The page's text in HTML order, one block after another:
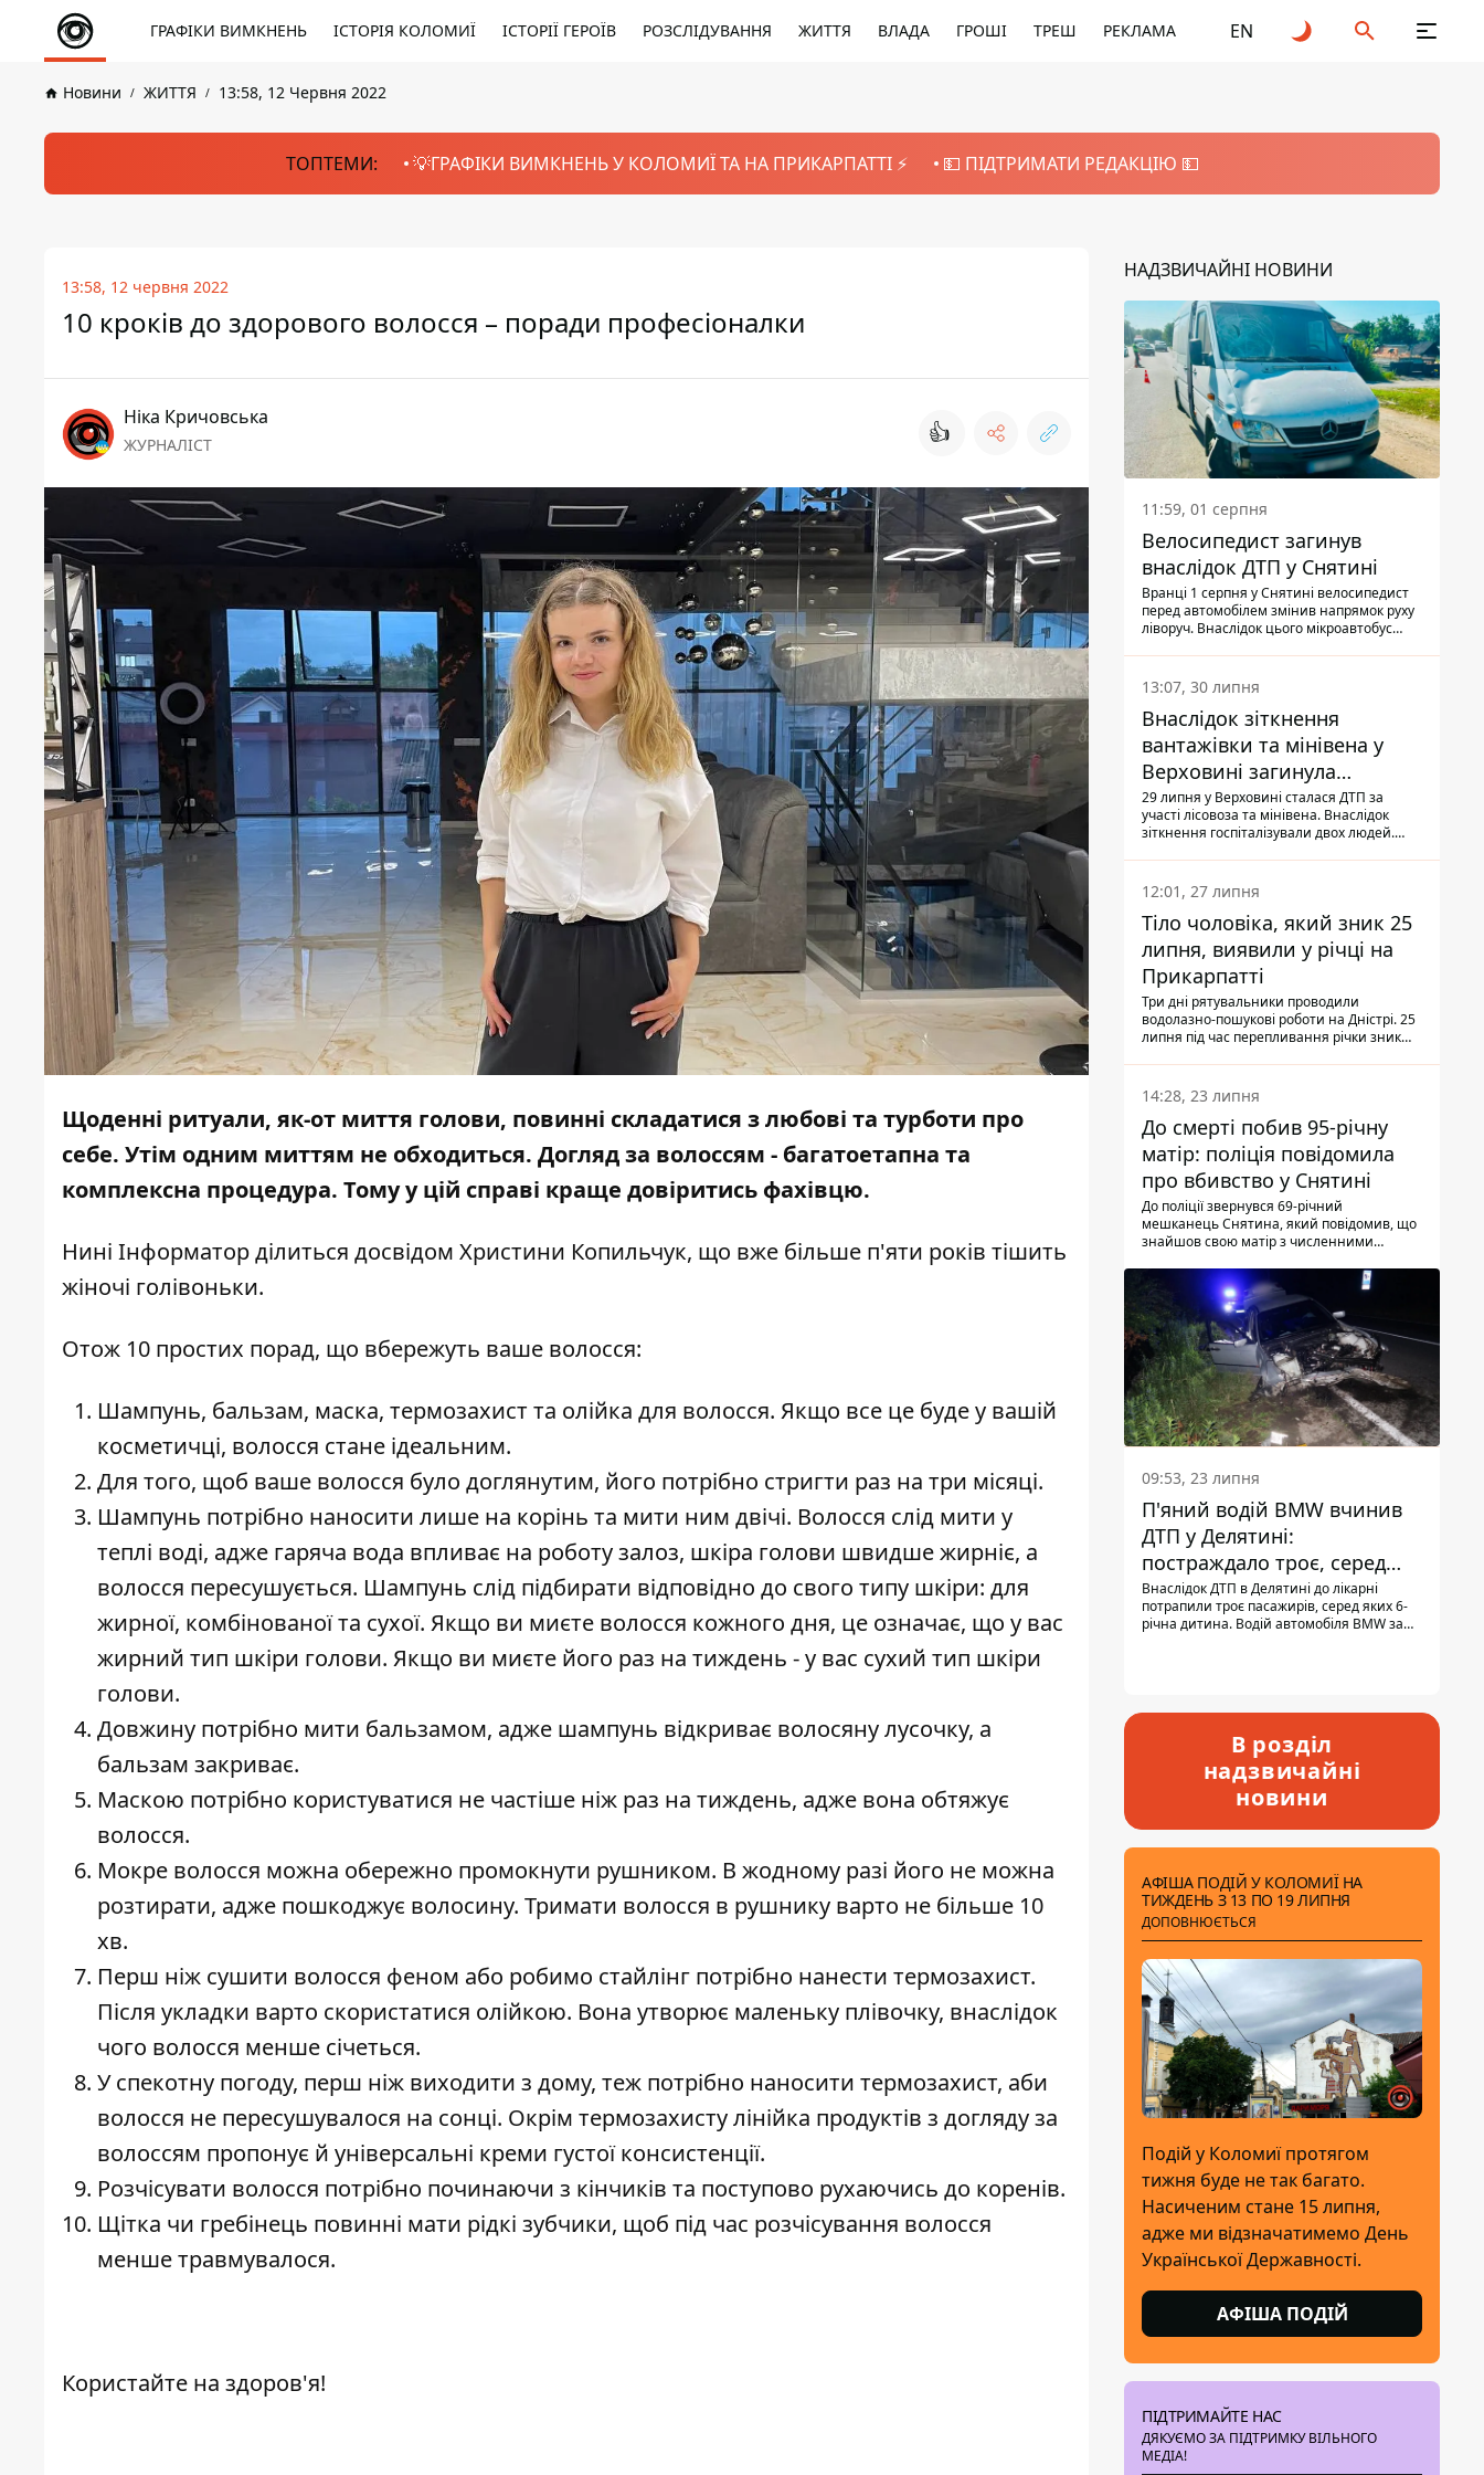
ГРАФІКИ ВИМКНЕНЬ ІСТОРІЯ КОЛОМИЇ ІСТОРІЇ ГЕРОЇВ РОЗСЛІДУВАННЯ ЖИТТЯ ВЛАДА ГРОШІ ТРЕШ РЕКЛАМА EN
Новини ЖИТТЯ 13:58, 12 Червня 2022
ТОПТЕМИ: 💡ГРАФІКИ ВИМКНЕНЬ У КОЛОМИЇ ТА НА ПРИКАРПАТТІ ⚡️ 💵 ПІДТРИМАТИ РЕДАКЦІЮ 💵
13:58, 12 червня 2022
10 кроків до здорового волосся – поради професіоналки
Ніка Кричовська
ЖУРНАЛІСТ 👍
Щоденні ритуали, як-от миття голови, повинні складатися з любові та турботи про
себе. Утім одним миттям не обходиться. Догляд за волоссям - багатоетапна та
комплексна процедура. Тому у цій справі краще довіритись фахівцю.
Нині Інформаторділиться досвідом Христини Копильчук, що вже більше п'яти років тішить
жіночі голівоньки.
Отож 10 простих порад, що вбережуть ваше волосся:
Шампунь, бальзам, маска, термозахист та олійка для волосся. Якщо все це буде у вашій
косметичці, волосся стане ідеальним.
Для того, щоб ваше волосся було доглянутим, його потрібно стригти раз на три місяці.
Шампунь потрібно наносити лише на корінь та мити ним двічі. Волосся слід мити у
теплі воді, адже гаряча вода впливає на роботу залоз, шкіра голови швидше жирніє, а
волосся пересушується. Шампунь слід підбирати відповідно до свого типу шкіри: для
жирної, комбінованої та сухої. Якщо ви миєте волосся кожного дня, це означає, що у вас
жирний тип шкіри голови. Якщо ви миєте його раз на тиждень - у вас сухий тип шкіри
голови.
Довжину потрібно мити бальзамом, адже шампунь відкриває волосяну лусочку, а
бальзам закриває.
Маскою потрібно користуватися не частіше ніж раз на тиждень, адже вона обтяжує
волосся.
Мокре волосся можна обережно промокнути рушником. В жодному разі його не можна
розтирати, адже пошкоджує волосину. Тримати волосся в рушнику варто не більше 10
хв.
Перш ніж сушити волосся феном або робимо стайлінг потрібно нанести термозахист.
Після укладки варто скористатися олійкою. Вона утворює маленьку плівочку, внаслідок
чого волосся менше січеться.
У спекотну погоду, перш ніж виходити з дому, теж потрібно наносити термозахист, аби
волосся не пересушувалося на сонці. Окрім термозахисту лінійка продуктів з догляду за
волоссям пропонує й універсальні креми густої консистенції.
Розчісувати волосся потрібно починаючи з кінчиків та поступово рухаючись до коренів.
Щітка чи гребінець повинні мати рідкі зубчики, щоб під час розчісування волосся
менше травмувалося.
Користайте на здоров'я!
НАДЗВИЧАЙНІ НОВИНИ
11:59, 01 серпня
Велосипедист загинув
внаслідок ДТП у Снятині
Вранці 1 серпня у Снятині велосипедист
перед автомобілем змінив напрямок руху
ліворуч. Внаслідок цього мікроавтобус
13:07, 30 липня
Внаслідок зіткнення
вантажівки та мінівена у
Верховині загинула
пасажирка, водійка - у
лікарні
29 липня у Верховині сталася ДТП за
участі лісовоза та мінівена. Внаслідок
зіткнення госпіталізували двох людей.
Також травми отримала водійка
автомобіля.
12:01, 27 липня
Тіло чоловіка, який зник 25
липня, виявили у річці на
Прикарпатті
Три дні рятувальники проводили
водолазно-пошукові роботи на Дністрі. 25
липня під час перепливання річки зник
виявили тіло.
14:28, 23 липня
До смерті побив 95-річну
матір: поліція повідомила
про вбивство у Снятині
До поліції звернувся 69-річний
мешканець Снятина, який повідомив, що
знайшов свою матір з численними
з'ясували правоохоронці, ці травми жінці
наніс її син.
09:53, 23 липня
П'яний водій BMW вчинив
ДТП у Делятині:
постраждало троє, серед
них - дитина
Внаслідок ДТП в Делятині до лікарні
потрапили троє пасажирів, серед яких 6-
річна дитина. Водій автомобіля BMW за
В розділ
надзвичайні
новини
АФІША ПОДІЙ У КОЛОМИЇ НА
ТИЖДЕНЬ З 13 ПО 19 ЛИПНЯ
ДОПОВНЮЄТЬСЯ
Подій у Коломиї протягом
тижня буде не так багато.
Насиченим стане 15 липня,
адже ми відзначатимемо День
Української Державності.
АФІША ПОДІЙ
ПІДТРИМАЙТЕ НАС
ДЯКУЄМО ЗА ПІДТРИМКУ ВІЛЬНОГО
МЕДІА!